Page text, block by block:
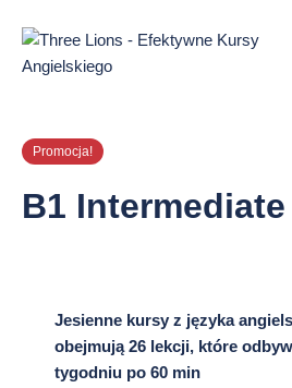
treści
Promocja!
B1 Intermediate
Jesienne kursy z języka
obejmują 26 lekcji, które
tygodniu po 60 min